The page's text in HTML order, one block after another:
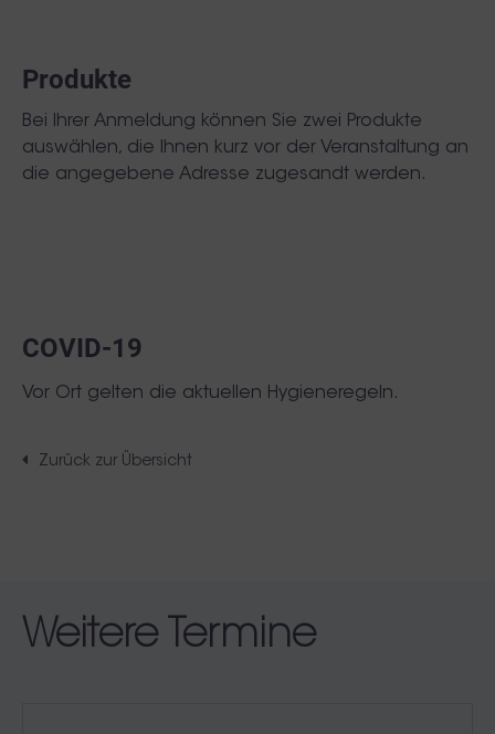
Produkte
Bei Ihrer Anmeldung können Sie zwei Produkte
auswählen, die Ihnen kurz vor der Veranstaltung an
die angegebene Adresse zugesandt werden.
COVID-19
Vor Ort gelten die aktuellen Hygieneregeln.
Zurück zur Übersicht
Weitere Termine